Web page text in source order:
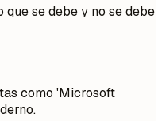
se debe y no se debe
como 'Microsoft